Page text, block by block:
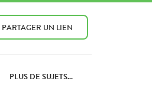
PARTAGER UN LIEN
PLUS DE SUJETS...